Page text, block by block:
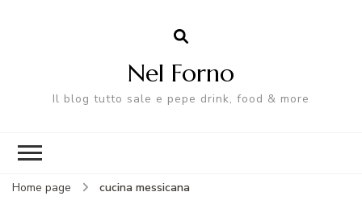
Nel Forno
Il blog tutto sale e pepe drink, food & more
Home page cucina messicana